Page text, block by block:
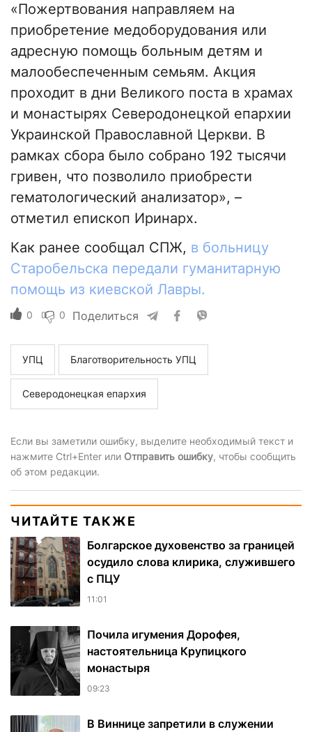
«Пожертвования направляем на
приобретение медоборудования или
адресную помощь больным детям и
малообеспеченным семьям. Акция
проходит в дни Великого поста в храмах
и монастырях Северодонецкой епархии
Украинской Православной Церкви. В
рамках сбора было собрано 192 тысячи
гривен, что позволило приобрести
гематологический анализатор», –
отметил епископ Иринарх.
Как ранее сообщал СПЖ, в больницу
Старобельска передали гуманитарную
помощь из киевской Лавры.
0 0 Поделиться
УПЦ Благотворительность УПЦ
Северодонецкая епархия
Если вы заметили ошибку, выделите необходимый текст и
нажмите Ctrl+Enter или Отправить ошибку, чтобы сообщить
об этом редакции.
ЧИТАЙТЕ ТАКЖЕ
Болгарское духовенство за границей
осудило слова клирика, служившего
с ПЦУ
11:01
Почила игумения Дорофея,
настоятельница Крупицкого
монастыря
09:23
В Виннице запретили в служении